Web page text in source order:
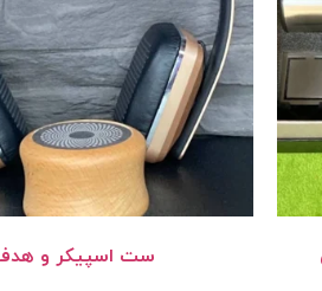
ست اسپیکر و